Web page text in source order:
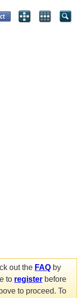
out the FAQ by
to register before
to proceed. To